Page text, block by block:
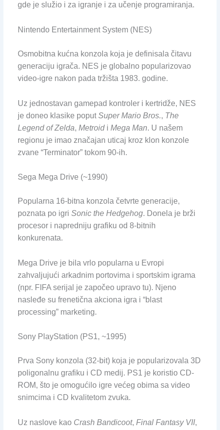
gde je služio i za igranje i za učenje programiranja.
Nintendo Entertainment System (NES)
Osmobitna kućna konzola koja je definisala čitavu
generaciju igrača. NES je globalno popularizovao
video-igre nakon pada tržišta 1983. godine.
Uz jednostavan gamepad kontroler i kertridže, NES
je doneo klasike poputSuper Mario Bros., The
Legend of Zelda, Metroidi Mega Man. U našem
regionu je imao značajan uticaj kroz klon konzole
zvane “Terminator” tokom 90-ih.
Sega Mega Drive (~1990)
Popularna 16-bitna konzola četvrte generacije,
poznata po igri Sonic the Hedgehog. Donela je brži
procesor i napredniju grafiku od 8-bitnih
konkurenata.
Mega Drive je bila vrlo popularna u Evropi
zahvaljujući arkadnim portovima i sportskim igrama
(npr. FIFA serijal je započeo upravo tu). Njeno
nasleđe su frenetična akciona igra i “blast
processing” marketing.
Sony PlayStation (PS1, ~1995)
Prva Sony konzola (32-bit) koja je popularizovala 3D
poligonalnu grafiku i CD medij. PS1 je koristio CD-
ROM, što je omogućilo igre većeg obima sa video
snimcima i CD kvalitetom zvuka.
Uz naslove kao Crash Bandicoot, Final Fantasy VII,